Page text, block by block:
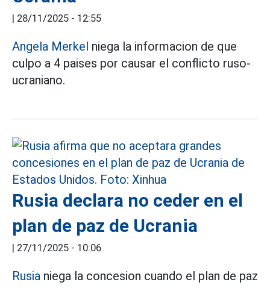
| 28/11/2025 - 12:55
Angela Merkel niega la informacion de que
culpo a 4 paises por causar el conflicto ruso-
ucraniano.
Rusia declara no ceder en el
plan de paz de Ucrania
| 27/11/2025 - 10:06
Rusia niega la concesion cuando el plan de paz